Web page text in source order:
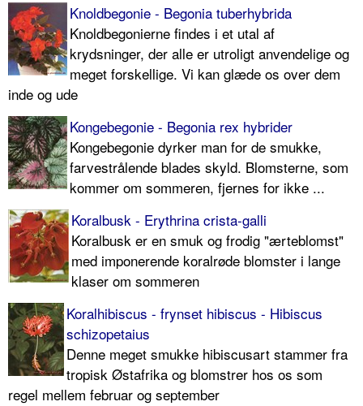
Knoldbegonie - Begonia tuberhybrida
Knoldbegonierne findes i et utal af
krydsninger, der alle er utroligt anvendelige og
meget forskellige. Vi kan glæde os over dem
inde og ude
Kongebegonie - Begonia rex hybrider
Kongebegonie dyrker man for de smukke,
farvestrålende blades skyld. Blomsterne, som
kommer om sommeren, fjernes for ikke ...
Koralbusk - Erythrina crista-galli
Koralbusk er en smuk og frodig "ærteblomst"
med imponerende koralrøde blomster i lange
klaser om sommeren
Koralhibiscus - frynset hibiscus - Hibiscus
schizopetaius
Denne meget smukke hibiscusart stammer fra
tropisk Østafrika og blomstrer hos os som
regel mellem februar og september